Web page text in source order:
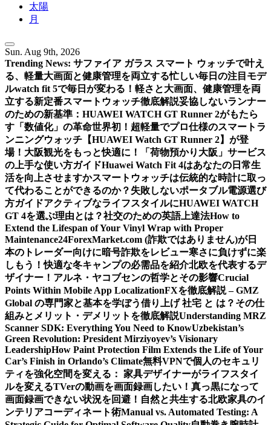
太陽
月
Sun. Aug 9th, 2026
Trending News: サファイア ガラス スマート ウォッチで叶え
る、軽量大画面と健康管理を両立する忙しい毎日の注目モデ
ルwatch fit 5で毎日が変わる！軽さと大画面、健康管理を両
立する新定番スマートウォッチ徹底解説妥協しないランナー
のための新基準：HUAWEI WATCH GT Runner 2がもたら
す「数値化」の革命世界初！超軽量でプロ仕様のスマートラ
ンニングウォッチ【HUAWEI Watch GT Runner 2】が登
場！ 大阪観光をもっと快適に！「荷物預かり大阪」サービス
の上手な使い方ガイドHuawei Watch Fit 4はあなたの日常生
活を向上させますかスマートウォッチは伝統的な時計に取っ
て代わることができるのか？ 失敗しないポータブル電源選び
方ガイドアクティブなライフスタイルにHUAWEI WATCH
GT 4を選ぶ理由とは？社交のための英語上達法How to
Extend the Lifespan of Your Vinyl Wrap with Proper
Maintenance24ForexMarket.com (詐欺ではありません)が日
本のトレーダー向けに暗号詐欺をレビュー寒さに負けずに楽
しもう！快適な冬キャンプの必需品を紹介北欧を代表するデ
ザイナー！アルネ・ヤコブセンの哲学とその影響Crucial
Points Within Mobile App LocalizationFXを徹底解説 – GMZ
Global の専門家と基本を学ぼう借り上げ 社宅 と は？その仕
組みとメリット・デメリットを徹底解説Understanding MRZ
Scanner SDK: Everything You Need to KnowUzbekistan’s
Green Revolution: President Mirziyoyev’s Visionary
LeadershipHow Paint Protection Film Extends the Life of Your
Car’s Finish in Orlando’s Climate無料VPNで個人のセキュリ
ティを強化空間を変える： 家具デザイナーがライフスタイ
ルを変えるTVerの動画を画面録画したい！真っ黒になって
画面録画できない状況を回避！ 自然と共生する北欧家具のイ
ンテリアコーディネート術Manual vs. Automated Testing: A